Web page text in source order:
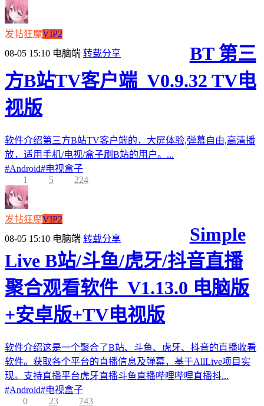
发帖狂魔VIP2
08-05 15:10 电脑端 转载分享
BT 第三
方B站TV客户端_V0.9.32 TV电
视版
软件介绍第三方B站TV客户端的，大屏体验,弹幕自由,高清播
放，适用手机/电视/盒子刷B站的用户。...
#Android#电视盒子
1
5 224
发帖狂魔VIP2
08-05 15:10 电脑端 转载分享
Simple
Live B站/斗鱼/虎牙/抖音直播
聚合观看软件_V1.13.0 电脑版
+安卓版+TV电视版
软件介绍这是一个聚合了B站、斗鱼、虎牙、抖音的直播收看
软件。获取各个平台的直播信息及弹幕，基于AllLive项目实
现。支持直播平台虎牙直播斗鱼直播哔哩哔哩直播抖...
#Android#电视盒子
0
23 743